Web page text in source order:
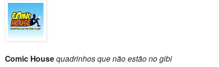
Comic Housequadrinhos que não estão no gibi